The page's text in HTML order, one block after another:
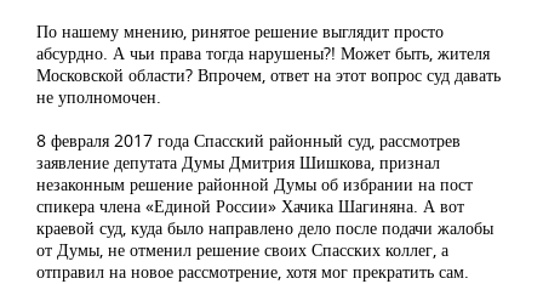
По нашему мнению, ринятое решение выглядит просто
абсурдно. А чьи права тогда нарушены?! Может быть, жителя
Московской области? Впрочем, ответ на этот вопрос суд давать
не уполномочен.
8 февраля 2017 года Спасский районный суд, рассмотрев
заявление депутата Думы Дмитрия Шишкова, признал
незаконным решение районной Думы об избрании на пост
спикера члена «Единой России» Хачика Шагиняна. А вот
краевой суд, куда было направлено дело после подачи жалобы
от Думы, не отменил решение своих Спасских коллег, а
отправил на новое рассмотрение, хотя мог прекратить сам.